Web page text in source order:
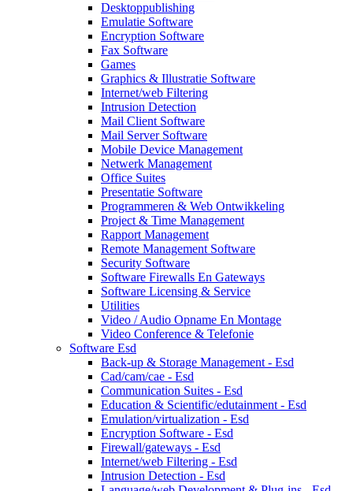
Desktoppublishing
Emulatie Software
Encryption Software
Fax Software
Games
Graphics & Illustratie Software
Internet/web Filtering
Intrusion Detection
Mail Client Software
Mail Server Software
Mobile Device Management
Netwerk Management
Office Suites
Presentatie Software
Programmeren & Web Ontwikkeling
Project & Time Management
Rapport Management
Remote Management Software
Security Software
Software Firewalls En Gateways
Software Licensing & Service
Utilities
Video / Audio Opname En Montage
Video Conference & Telefonie
Software Esd
Back-up & Storage Management - Esd
Cad/cam/cae - Esd
Communication Suites - Esd
Education & Scientific/edutainment - Esd
Emulation/virtualization - Esd
Encryption Software - Esd
Firewall/gateways - Esd
Internet/web Filtering - Esd
Intrusion Detection - Esd